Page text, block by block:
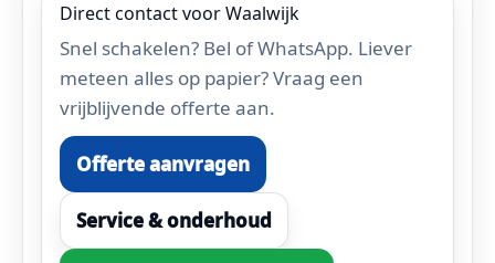
Direct contact voor Waalwijk
Snel schakelen? Bel of WhatsApp. Liever
meteen alles op papier? Vraag een
vrijblijvende offerte aan.
Offerte aanvragen
Service & onderhoud